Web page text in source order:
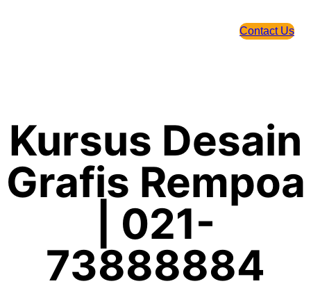
Contact Us
Kursus Desain
Grafis Rempoa
| 021-
73888884